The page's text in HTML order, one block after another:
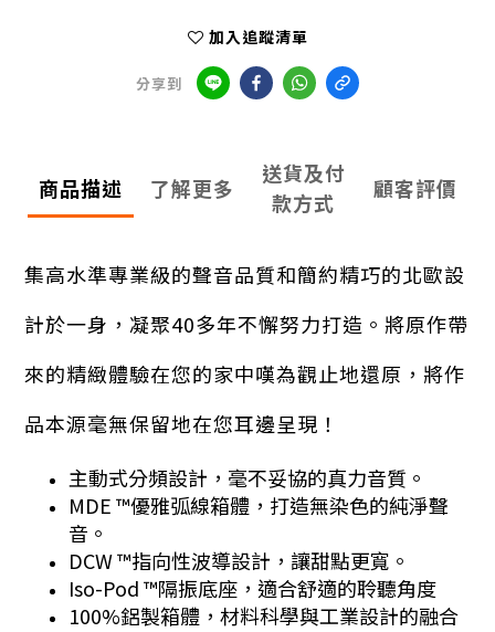
加入追蹤清單
分享到
商品描述 了解更多
送貨及付
款方式
顧客評價
集高水準專業級的聲音品質和簡約精巧的北歐設
計於一身，凝聚40多年不懈努力打造。將原作帶
來的精緻體驗在您的家中嘆為觀止地還原，將作
品本源毫無保留地在您耳邊呈現！
主動式分頻設計，毫不妥協的真力音質。
MDE ™優雅弧線箱體，打造無染色的純淨聲
音。
DCW ™指向性波導設計，讓甜點更寬。
Iso-Pod ™隔振底座，適合舒適的聆聽角度
100%鋁製箱體，材料科學與工業設計的融合